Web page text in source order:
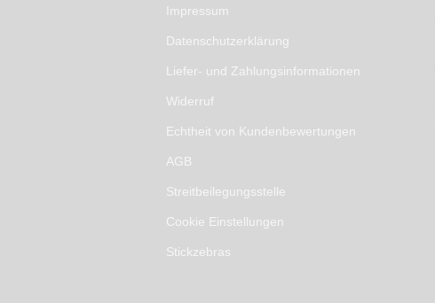
Impressum
Datenschutzerklärung
Liefer- und Zahlungsinformationen
Widerruf
Echtheit von Kundenbewertungen
AGB
Streitbeilegungsstelle
Cookie Einstellungen
Stickzebras